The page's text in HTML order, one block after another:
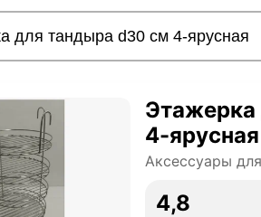
4-ярусная
Аксессуары
4,8